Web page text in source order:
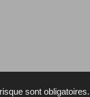
sont obligatoires.